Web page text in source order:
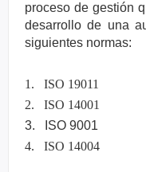
proceso de gestión
desarrollo de una
siguientes normas:
1. ISO 19011
2. ISO 14001
3.
ISO 9001
4. ISO 14004